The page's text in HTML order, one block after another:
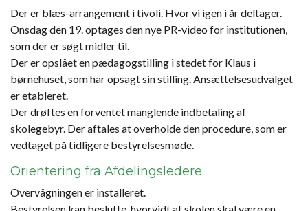
Der er blæs-arrangement i tivoli. Hvor vi igen i år deltager.
Onsdag den 19. optages den nye PR-video for institutionen,
som der er søgt midler til.
Der er opslået en pædagogstilling i stedet for Klaus i
børnehuset, som har opsagt sin stilling. Ansættelsesudvalget
er etableret.
Der drøftes en forventet manglende indbetaling af
skolegebyr. Der aftales at overholde den procedure, som er
vedtaget på tidligere bestyrelsesmøde.
Orientering fra Afdelingsledere
Overvågningen er installeret.